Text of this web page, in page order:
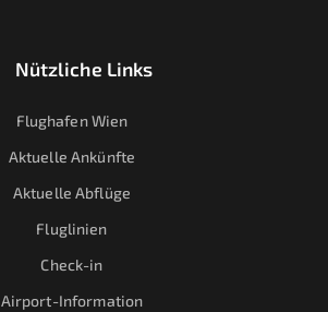
Nützliche Links
Flughafen Wien
Aktuelle Ankünfte
Aktuelle Abflüge
Fluglinien
Check-in
Airport-Information